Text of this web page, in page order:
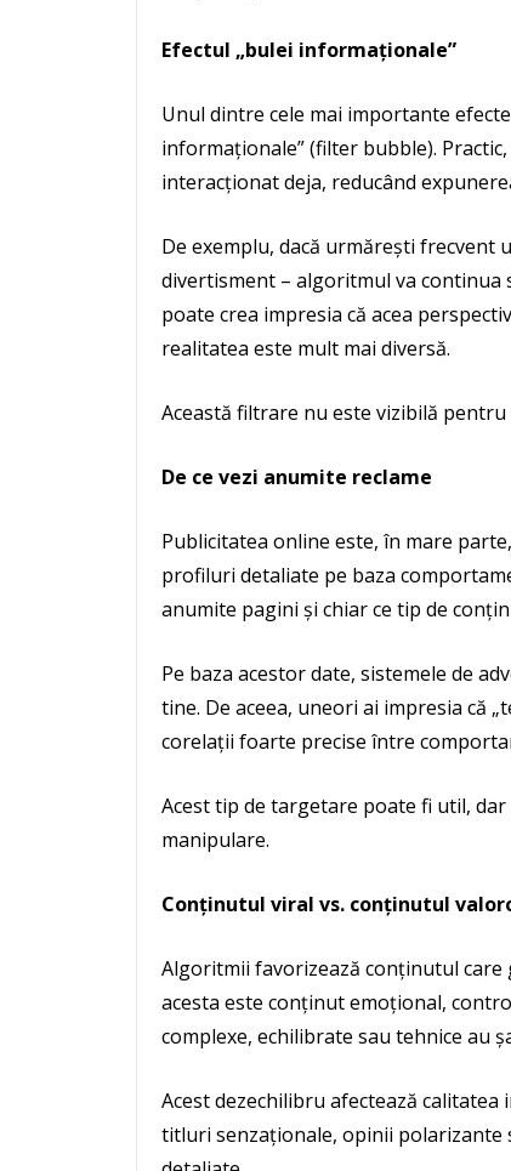
Efectul „bulei informaționale”
Unul dintre cele mai importante
informaționale” (filter bubble).
interacționat deja, reducând
De exemplu, dacă urmărești frecvent
divertisment – algoritmul va continua
poate crea impresia că acea
realitatea este mult mai diversă.
Această filtrare nu este vizibilă
De ce vezi anumite reclame
Publicitatea online este, în mare
profiluri detaliate pe baza
anumite pagini și chiar ce tip de
Pe baza acestor date, sistemele de
tine. De aceea, uneori ai impresia că
corelații foarte precise între
Acest tip de targetare poate fi util,
manipulare.
Conținutul viral vs. conținutul
Algoritmii favorizează conținutul care
acesta este conținut emoțional,
complexe, echilibrate sau tehnice au
Acest dezechilibru afectează
titluri senzaționale, opinii